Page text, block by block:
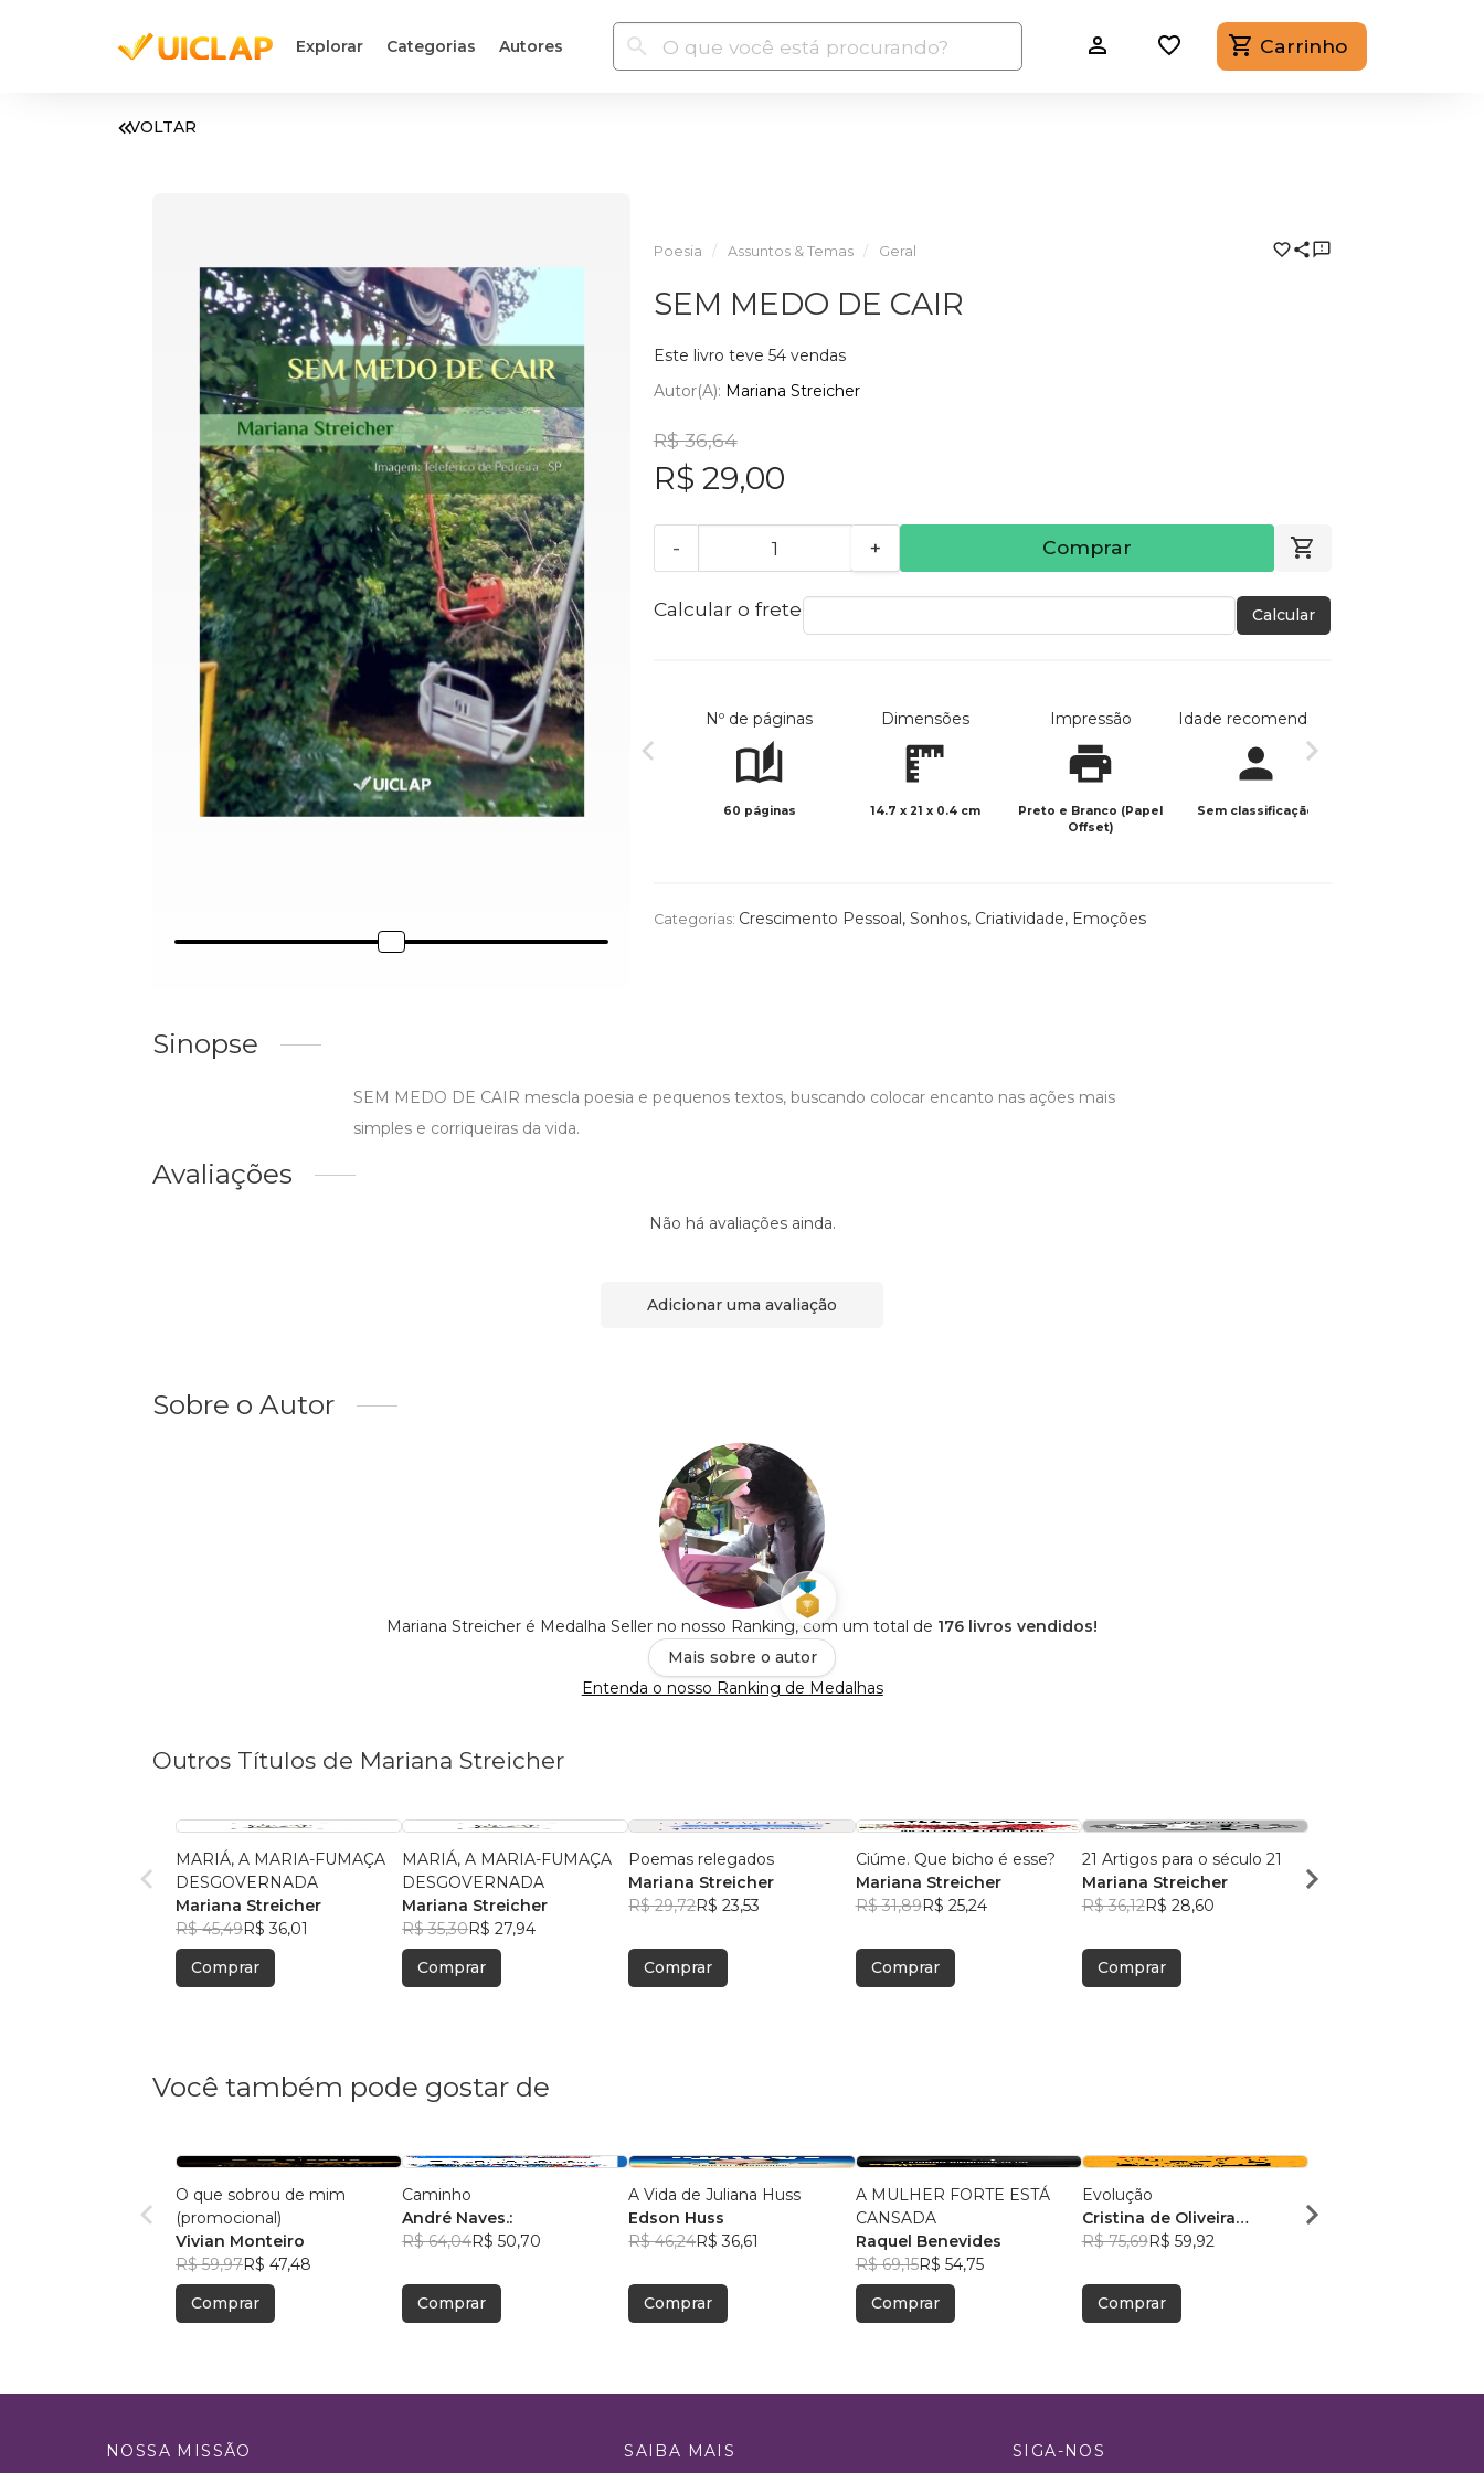
Explorar Categorias Autores Carrinho
VOLTAR
Poesia Assuntos & Temas Geral
SEM MEDO DE CAIR
Este livro teve 54 vendas
Autor(a): Mariana Streicher
R$ 36,64
R$ 29,00
- + Comprar
Calcular o frete Calcular
Nº de páginas
60 páginas
Dimensões
14.7 x 21 x 0.4 cm
Impressão
Preto e Branco (Papel
Offset)
Idade recomendada
Sem classificação
Categorias: Crescimento Pessoal, Sonhos, Criatividade, Emoções
Sinopse
SEM MEDO DE CAIR mescla poesia e pequenos textos, buscando colocar encanto nas ações mais
simples e corriqueiras da vida.
Avaliações
Não há avaliações ainda.
Adicionar uma avaliação
Sobre o Autor
Mariana Streicher é Medalha Seller no nosso Ranking, com um total de 176 livros vendidos!
Mais sobre o autor
Entenda o nosso Ranking de Medalhas
Outros Títulos de Mariana Streicher
MARIÁ, A MARIA-FUMAÇA
DESGOVERNADA
Mariana Streicher
R$ 45,49R$ 36,01
Comprar
MARIÁ, A MARIA-FUMAÇA
DESGOVERNADA
Mariana Streicher
R$ 35,30R$ 27,94
Comprar
Poemas relegados
Mariana Streicher
R$ 29,72R$ 23,53
Comprar
Ciúme. Que bicho é esse?
Mariana Streicher
R$ 31,89R$ 25,24
Comprar
21 Artigos para o século 21
Mariana Streicher
R$ 36,12R$ 28,60
Comprar
Mariana Streicher
Você também pode gostar de
O que sobrou de mim
(promocional)
Vivian Monteiro
R$ 59,97R$ 47,48
Comprar
Caminho
André Naves.:
R$ 64,04R$ 50,70
Comprar
A Vida de Juliana Huss
Edson Huss
R$ 46,24R$ 36,61
Comprar
A MULHER FORTE ESTÁ
CANSADA
Raquel Benevides
R$ 69,15R$ 54,75
Comprar
Evolução
Cristina de Oliveira
Leopoldino Rodrigues
R$ 75,69R$ 59,92
Comprar
Alessandra Gomes
NOSSA MISSÃO SAIBA MAIS SIGA-NOS